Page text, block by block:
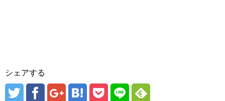
シェアする